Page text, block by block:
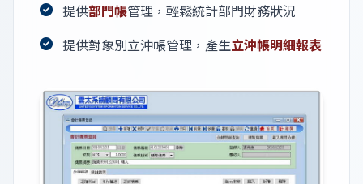
提供部門帳管理，輕鬆統計部門財務狀況
提供對象別立沖帳管理，產生立沖帳明細報表